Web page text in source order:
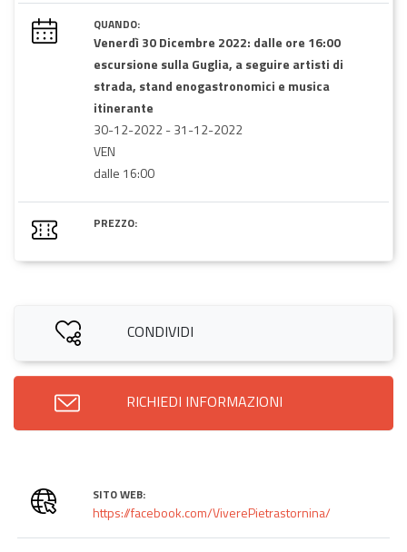
QUANDO:
Venerdì 30 Dicembre 2022: dalle ore 16:00
escursione sulla Guglia, a seguire artisti di
strada, stand enogastronomici e musica
itinerante
30-12-2022-31-12-2022
VEN
dalle 16:00
PREZZO:
CONDIVIDI
RICHIEDI INFORMAZIONI
SITO WEB:
https://facebook.com/ViverePietrastornina/